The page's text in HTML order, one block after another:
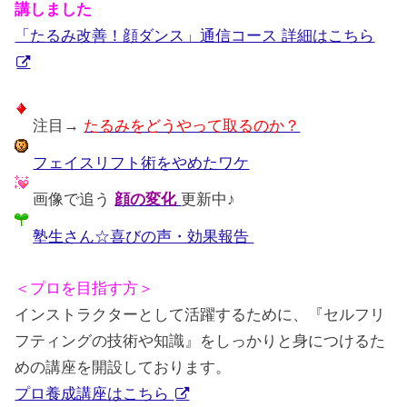
講しました
「たるみ改善！顔ダンス」通信コース 詳細はこちら
注目→ たるみをどうやって取るのか？
フェイスリフト術をやめたワケ
画像で追う 顔の変化更新中♪
塾生さん☆喜びの声・効果報告
＜プロを目指す方＞
インストラクターとして活躍するために、『セルフリ
フティングの技術や知識』をしっかりと身につけるた
めの講座を開設しております。
プロ養成講座はこちら